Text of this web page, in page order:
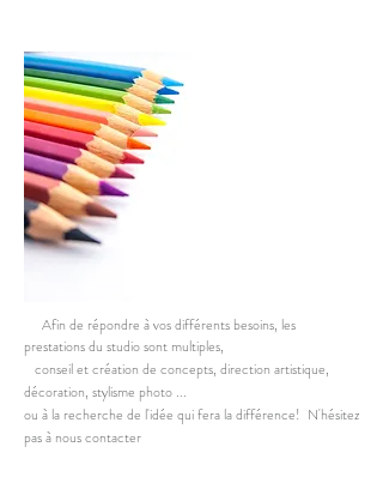
Afin de répondre à vos différents besoins, les
prestations du studio sont multiples,
conseil et création de concepts, direction artistique,
décoration, stylisme photo ...
ou à la recherche de l'idée qui fera la différence! N'hésitez
pas à nous contacter